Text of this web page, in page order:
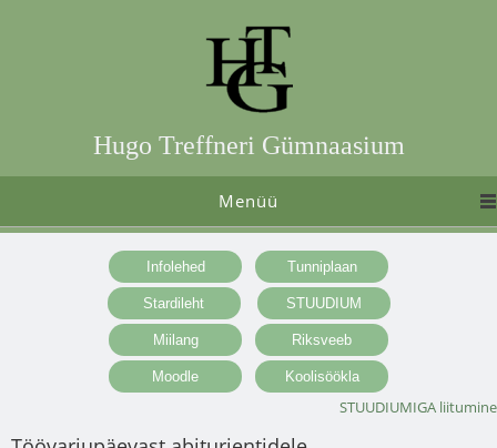
Hugo Treffneri Gümnaasium
Menüü
STUUDIUMIGA liitumine